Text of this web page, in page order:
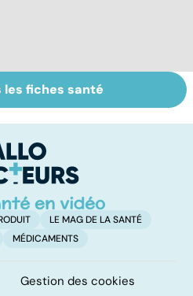
Bien respirer
grâce aux
nos recettes
fiches santé
LE MAG DE LA SANTÉ
MÉDICAMENTS
Gestion des cookies